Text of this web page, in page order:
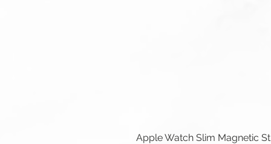
Apple Watch Slim Magnetic